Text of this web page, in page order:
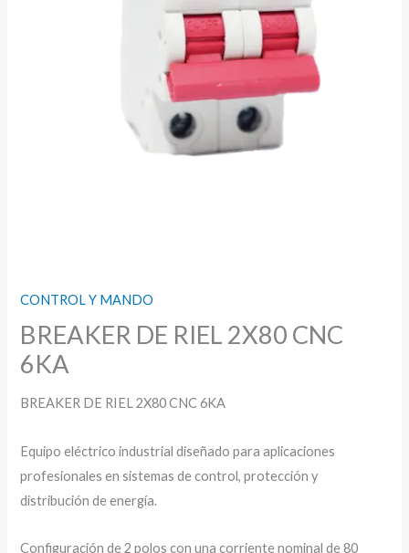
CONTROL Y MANDO
BREAKER DE RIEL 2X80 CNC
6KA
BREAKER DE RIEL 2X80 CNC 6KA
Equipo eléctrico industrial diseñado para aplicaciones
profesionales en sistemas de control, protección y
distribución de energía.
Configuración de 2 polos con una corriente nominal de 80